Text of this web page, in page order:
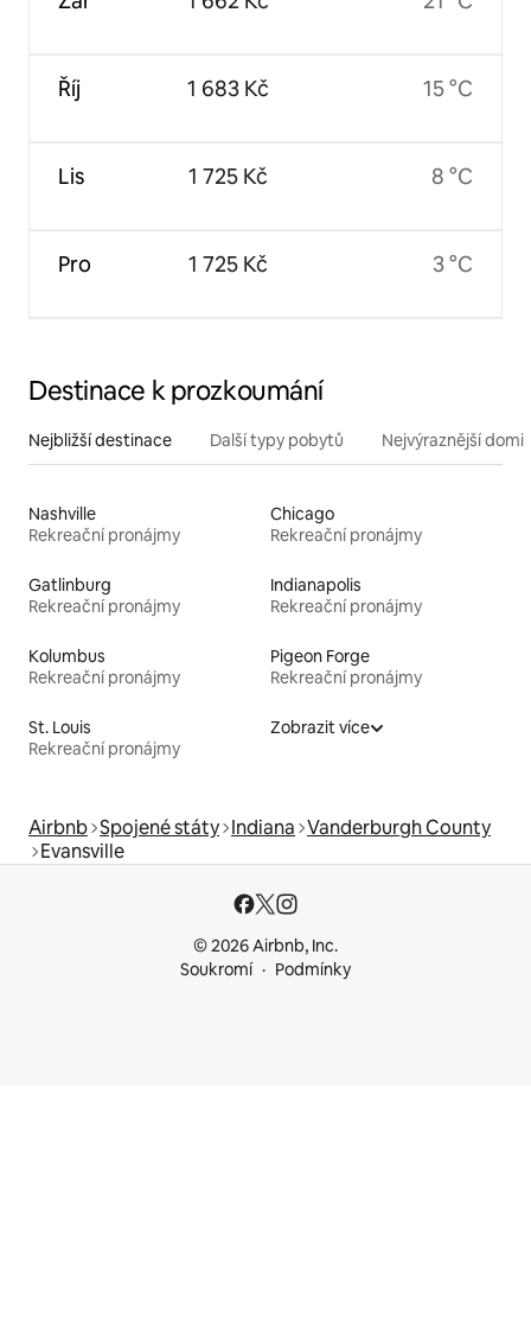
Říj
Lis
Pro
1 683 Kč
1 725 Kč
1 725 Kč
15 °C
8 °C
3 °C
Destinace k prozkoumání
Nejbližší destinace Další typy pobytů Nejvýraznější
Nashville
Rekreační pronájmy
Chicago
Rekreační pronájmy
Gatlinburg
Rekreační pronájmy
Indianapolis
Rekreační pronájmy
Kolumbus
Rekreační pronájmy
Pigeon Forge
Rekreační pronájmy
St. Louis
Rekreační pronájmy
Zobrazit více
Airbnb Spojené státy Indiana Vanderburgh County
Evansville
© 2026 Airbnb, Inc.
Soukromí
Podmínky